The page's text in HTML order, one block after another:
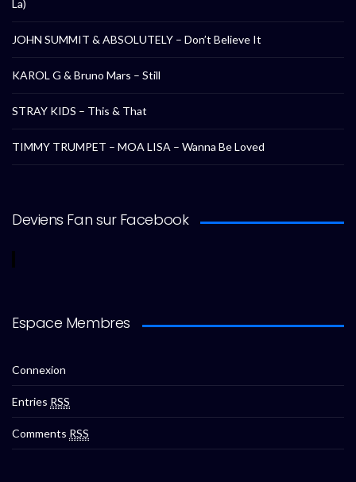
La)
JOHN SUMMIT & ABSOLUTELY – Don’t Believe It
KAROL G & Bruno Mars – Still
STRAY KIDS – This & That
TIMMY TRUMPET – MOA LISA – Wanna Be Loved
Deviens Fan sur Facebook
Espace Membres
Connexion
Entries RSS
Comments RSS